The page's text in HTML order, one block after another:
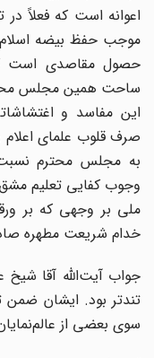
اعوانه است که فعلاً در
موجب حفظ بیضه اسلام
حصول مقاصدی است که
ساحت همین مجلس محترم
این مفاسد و
صرف قلوب علمای اعلام
به مجلس محترم
وجوب کفایی تعلیم
ملی بر وجهی که بر
خدام شریعت مطهره صادر
جواب آیت‌الله آقا شیخ
تندتر بود. ایشان ضمن
سوی بعضی از عالم‌نمایان